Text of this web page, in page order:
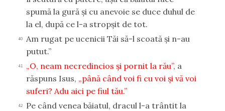
spumă la gură şi cu anevoie se duce duhul de
la el, după ce l-a stropşit de tot.
40
Am rugat pe ucenicii Tăi să-l scoată şi n-au
putut.”
41 „O, neam necredincios şi pornit la rău”, a
răspuns Isus, „până când voi fi cu voi şi vă voi
suferi? Adu aici pe fiul tău.”
42
Pe când venea băiatul, dracul l-a trântit la